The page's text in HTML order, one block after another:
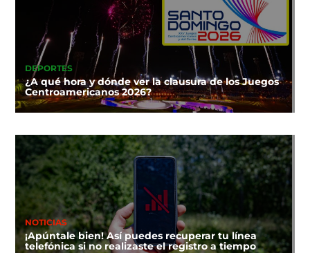
DEPORTES
¿A qué hora y dónde ver la clausura de los Juegos
Centroamericanos 2026?
NOTICIAS
¡Apúntale bien! Así puedes recuperar tu línea
telefónica si no realizaste el registro a tiempo